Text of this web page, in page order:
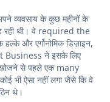
व्यवसाय के कुछ महीनों के
रही थी। वे required the
और एर्गोनोमिक डिज़ाइन,
Business ने इसके लिए
खोजने से पहले एक many
भी ऐसा नहीं लगा जैसे कि वे
थे।